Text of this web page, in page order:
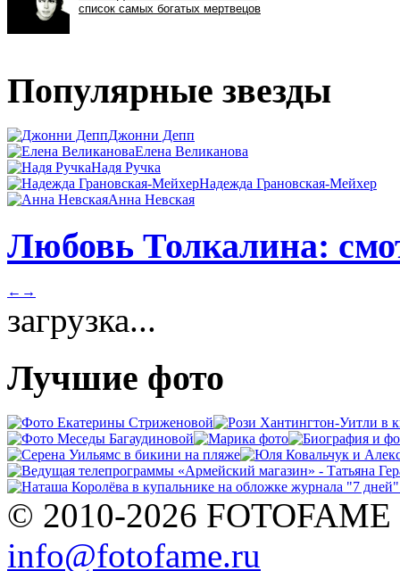
Популярные звезды
Джонни Депп
Елена Великанова
Надя Ручка
Надежда Грановская-Мейхер
Анна Невская
Любовь Толкалина:
← →
загрузка...
Лучшие фото
© 2010-2026 FOTOFAME
info@fotofame.ru